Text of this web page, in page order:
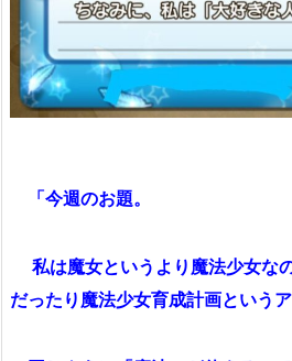
「今週のお題。
私は魔女というより魔法少女な
だったり魔法少女育成計画という